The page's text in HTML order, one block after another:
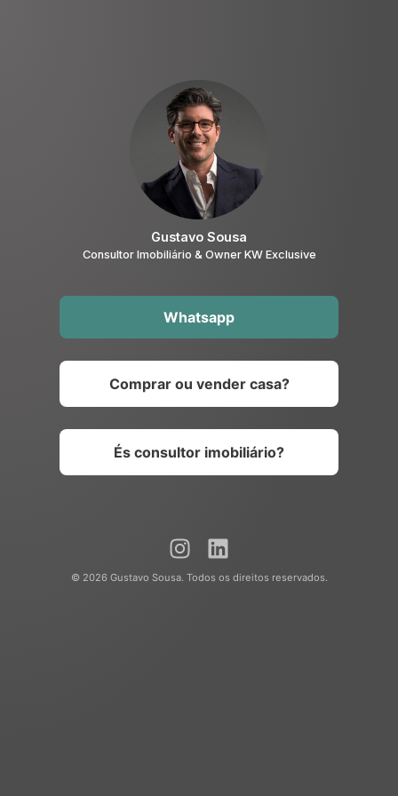
Gustavo Sousa
Consultor Imobiliário & Owner KW Exclusive
Whatsapp
Comprar ou vender casa?
És consultor imobiliário?
© 2026 Gustavo Sousa. Todos os direitos reservados.